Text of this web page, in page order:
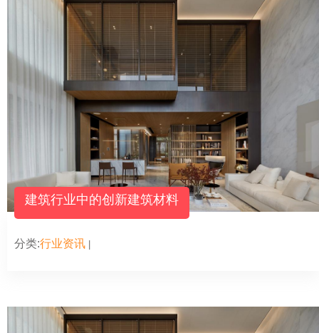
建筑行业中的创新建筑材料
分类:行业资讯 |